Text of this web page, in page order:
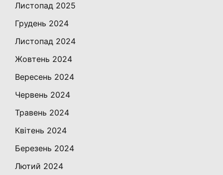
Листопад 2025
Грудень 2024
Листопад 2024
Жовтень 2024
Вересень 2024
Червень 2024
Травень 2024
Квітень 2024
Березень 2024
Лютий 2024